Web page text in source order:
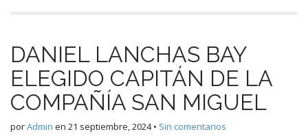
DANIEL LANCHAS BAY
ELEGIDO CAPITÁN DE LA
COMPAÑÍA SAN MIGUEL
porAdmin en 21 septiembre, 2024• Sin comentarios